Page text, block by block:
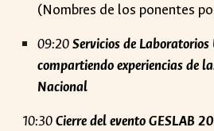
(Nombres de los ponentes
09:20Servicios de Laboratorios
compartiendo experiencias de
Nacional
10:30Cierre del evento GESLAB